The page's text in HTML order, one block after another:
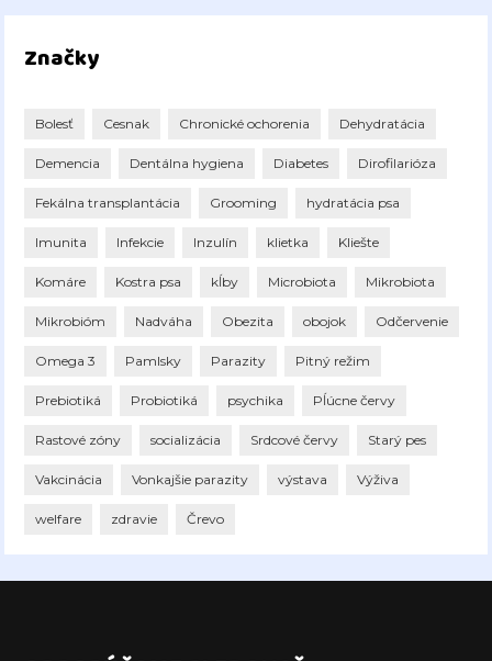
Značky
Bolesť Cesnak Chronické ochorenia Dehydratácia
Demencia Dentálna hygiena Diabetes Dirofilarióza
Fekálna transplantácia Grooming hydratácia psa
Imunita Infekcie Inzulín klietka Kliešte
Komáre Kostra psa kĺby Microbiota Mikrobiota
Mikrobióm Nadváha Obezita obojok Odčervenie
Omega 3 Pamlsky Parazity Pitný režim
Prebiotiká Probiotiká psychika Pĺúcne červy
Rastové zóny socializácia Srdcové červy Starý pes
Vakcinácia Vonkajšie parazity výstava Výživa
welfare zdravie Črevo